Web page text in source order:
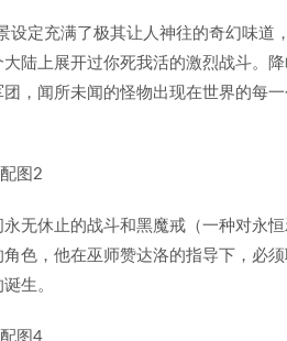
设定充满了极其让人神往的奇幻味道
陆上展开过你死我活的激烈战斗。
，闻所未闻的怪物出现在世界的每
无休止的战斗和黑魔戒（一种对永
色，他在巫师赞达洛的指导下，必
生。